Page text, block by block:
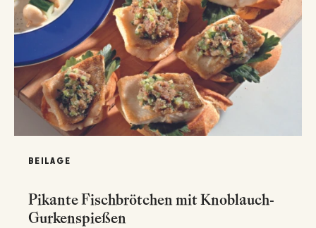
BEILAGE
Pikante Fischbrötchen mit Knoblauch-
Gurkenspießen